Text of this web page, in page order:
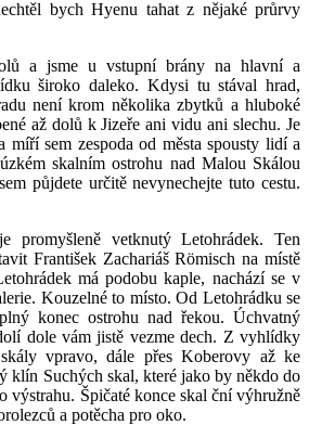
bych Hyenu tahat z nějaké průrvy
a jsme u vstupní brány na hlavní a
široko daleko. Kdysi tu stával hrad,
není krom několika zbytků a hluboké
až dolů k Jizeře ani vidu ani slechu. Je
míří sem zespoda od města spousty lidí a
skalním ostrohu nad Malou Skálou
půjdete určitě nevynechejte tuto cestu.
promyšleně vetknutý Letohrádek. Ten
František Zachariáš Römisch na místě
má podobu kaple, nachází se v
Kouzelné to místo. Od Letohrádku se
konec ostrohu nad řekou. Úchvatný
dole vám jistě vezme dech. Z vyhlídky
vpravo, dále přes Koberovy až ke
klín Suchých skal, které jako by někdo do
výstrahu. Špičaté konce skal ční výhružně
a potěcha pro oko.